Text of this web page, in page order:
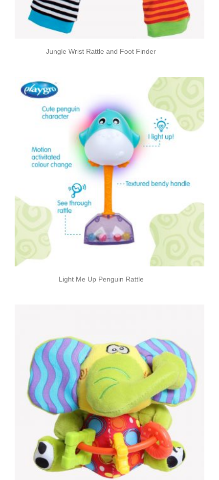
Jungle Wrist Rattle and Foot Finder
Light Me Up Penguin Rattle